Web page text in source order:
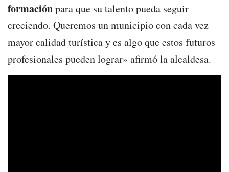
formaciónpara que su talento pueda seguir
creciendo. Queremos un municipio con cada vez
mayor calidad turística y es algo que estos futuros
profesionales pueden lograr» afirmó la alcaldesa.